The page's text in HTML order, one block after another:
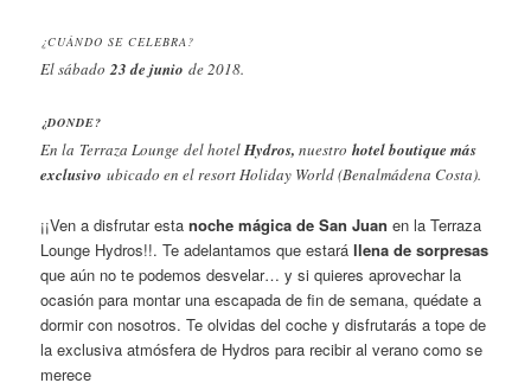
¿CUÁNDO SE CELEBRA?
El sábado 23 de junio de 2018.
¿DONDE?
En la Terraza Lounge del hotelHydros,nuestrohotel boutique más
exclusivoubicado en el resort Holiday World (Benalmádena Costa).
¡¡Ven a disfrutar estanoche mágica de San Juan en la Terraza
Lounge Hydros!!. Te adelantamos que estarállena de sorpresas
que aún no te podemos desvelar… y si quieres aprovechar la
ocasión para montar una escapada de fin de semana, quédate a
dormir con nosotros. Te olvidas del coche y disfrutarás a tope de
la exclusiva atmósfera de Hydros para recibir al verano como se
merece